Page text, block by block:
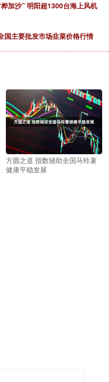
加沙” 明阳超1300台海上风机
国主要批发市场韭菜价格行情
方圆之道 指数辅助全国马铃薯
健康平稳发展